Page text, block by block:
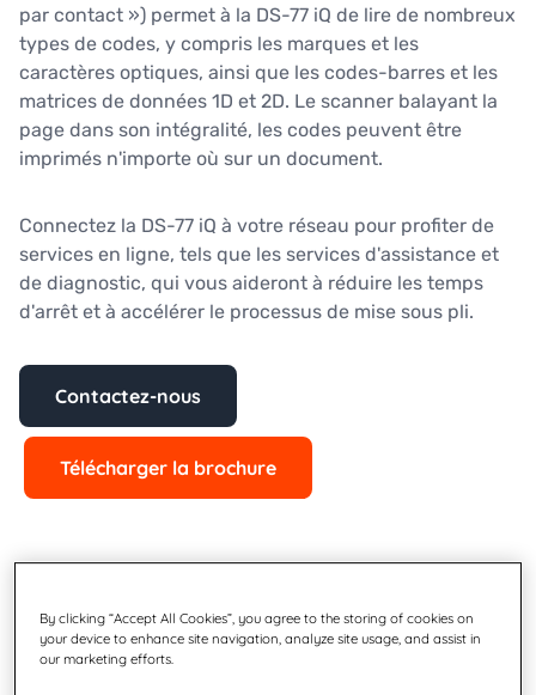
par contact ») permet à la DS-77 iQ de lire de nombreux
types de codes, y compris les marques et les
caractères optiques, ainsi que les codes-barres et les
matrices de données 1D et 2D. Le scanner balayant la
page dans son intégralité, les codes peuvent être
imprimés n'importe où sur un document.
Connectez la DS-77 iQ à votre réseau pour profiter de
services en ligne, tels que les services d'assistance et
de diagnostic, qui vous aideront à réduire les temps
d'arrêt et à accélérer le processus de mise sous pli.
Contactez-nous
Télécharger la brochure
Pourquoi choisir la DS-77 iQ ?
By clicking “Accept All Cookies”, you agree to the storing of cookies on
your device to enhance site navigation, analyze site usage, and assist in
our marketing efforts.